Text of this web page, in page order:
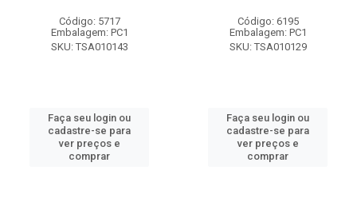
Código: 5717
Embalagem: PC1
SKU: TSA010143
Faça seu login ou
cadastre-se para
ver preços e
comprar
Código: 6195
Embalagem: PC1
SKU: TSA010129
Faça seu login ou
cadastre-se para
ver preços e
comprar